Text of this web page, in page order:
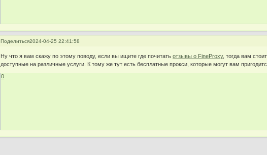
Поделиться2024-04-25 22:41:58
Ну что я вам скажу по этому поводу, если вы ищите где почитатьотзывы о FineProxy, тогда вам
доступные на различные услуги. К тому же тут есть бесплатные прокси, которые могут вам
0